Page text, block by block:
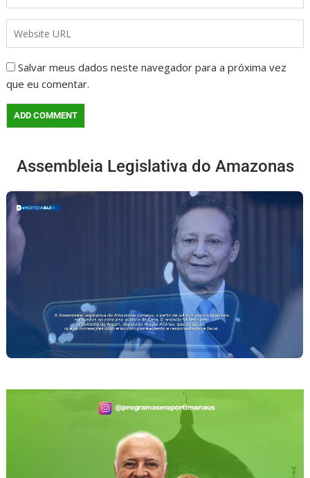
Salvar meus dados neste navegador para a próxima vez
que eu comentar.
Assembleia Legislativa do Amazonas